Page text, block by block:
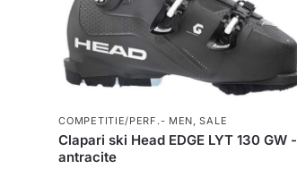
COMPETITIE/PERF.- MEN ,SALE
Clapari ski Head EDGE LYT 130 GW -
antracite